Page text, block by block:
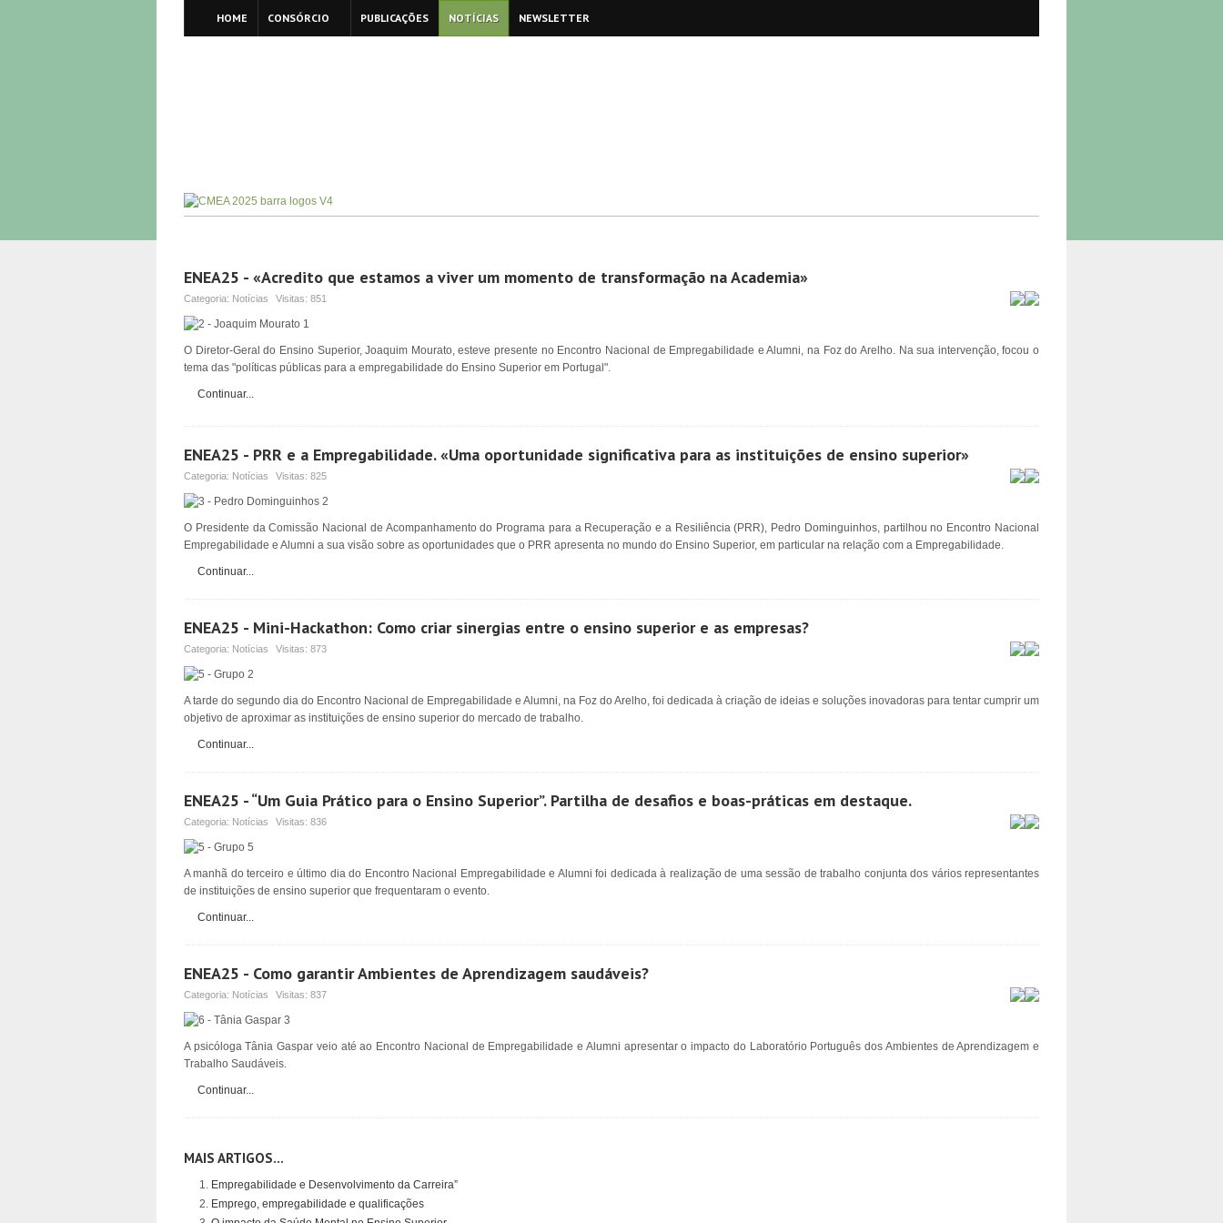
HOME CONSÓRCIO PUBLICAÇÕES NOTÍCIAS NEWSLETTER
ENEA25 - «Acredito que estamos a viver um momento de transformação na Academia»
Categoria: Notícias Visitas: 851
O Diretor-Geral do Ensino Superior, Joaquim Mourato, esteve presente no Encontro Nacional de Empregabilidade e Alumni, na Foz do Arelho. Na sua intervenção, focou o
tema das "políticas públicas para a empregabilidade do Ensino Superior em Portugal".
Continuar...
ENEA25 - PRR e a Empregabilidade. «Uma oportunidade significativa para as instituições de ensino superior»
Categoria: Notícias Visitas: 825
O Presidente da Comissão Nacional de Acompanhamento do Programa para a Recuperação e a Resiliência (PRR), Pedro Dominguinhos, partilhou no Encontro Nacional
Empregabilidade e Alumni a sua visão sobre as oportunidades que o PRR apresenta no mundo do Ensino Superior, em particular na relação com a Empregabilidade.
Continuar...
ENEA25 - Mini-Hackathon: Como criar sinergias entre o ensino superior e as empresas?
Categoria: Notícias Visitas: 873
A tarde do segundo dia do Encontro Nacional de Empregabilidade e Alumni, na Foz do Arelho, foi dedicada à criação de ideias e soluções inovadoras para tentar cumprir um
objetivo de aproximar as instituições de ensino superior do mercado de trabalho.
Continuar...
ENEA25 - “Um Guia Prático para o Ensino Superior”. Partilha de desafios e boas-práticas em destaque.
Categoria: Notícias Visitas: 836
A manhã do terceiro e último dia do Encontro Nacional Empregabilidade e Alumni foi dedicada à realização de uma sessão de trabalho conjunta dos vários representantes
de instituições de ensino superior que frequentaram o evento.
Continuar...
ENEA25 - Como garantir Ambientes de Aprendizagem saudáveis?
Categoria: Notícias Visitas: 837
A psicóloga Tânia Gaspar veio até ao Encontro Nacional de Empregabilidade e Alumni apresentar o impacto do Laboratório Português dos Ambientes de Aprendizagem e
Trabalho Saudáveis.
Continuar...
MAIS ARTIGOS...
Empregabilidade e Desenvolvimento da Carreira”
Emprego, empregabilidade e qualificações